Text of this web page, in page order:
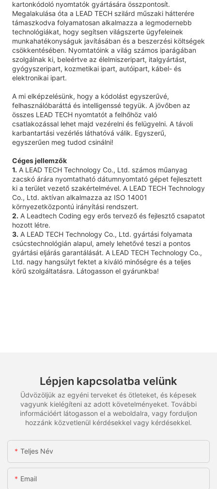
kartonkódoló nyomtatók gyártására összpontosít.
Megalakulása óta a LEAD TECH szilárd műszaki hátterére
támaszkodva folyamatosan alkalmazza a legmodernebb
technológiákat, hogy segítsen világszerte ügyfeleinek
munkahatékonyságuk javításában és a beszerzési költségek
csökkentésében. Nyomtatóink a világ számos iparágában
szolgálnak ki, beleértve az élelmiszeripart, italgyártást,
gyógyszeripart, kozmetikai ipart, autóipart, kábel- és
elektronikai ipart.
A mi elképzelésünk, hogy a kódolást egyszerűvé,
felhasználóbaráttá és intelligenssé tegyük. A jövőben az
összes LEAD TECH nyomtatót a felhőhöz való
csatlakozással lehet majd vezérelni és felügyelni. A távoli
karbantartási vezérlés láthatóvá válik. Egyszerű,
egyszerűen meg tudod csinálni!
Céges jellemzők
1. A LEAD TECH Technology Co., Ltd. számos műanyag
zacskó árára nyomtatható dátumnyomtató gépet fejlesztett
ki a terület vezető szakértelmével. A LEAD TECH Technology
Co., Ltd. aktívan alkalmazza az ISO 14001
környezetközpontú irányítási rendszert.
2. A Leadtech Coding egy erős tervező és fejlesztő csapatot
hozott létre.
3. A LEAD TECH Technology Co., Ltd. gyártási folyamata
csúcstechnológián alapul, amely lehetővé teszi a pontos
gyártási eljárás garantálását. A LEAD TECH Technology Co.,
Ltd. nagy hangsúlyt fektet a kiváló minőségre és a teljes
körű szolgáltatásra. Látogasson el gyárunkba!
Lépjen kapcsolatba velünk
Üdvözöljük az egyéni terveket és ötleteket, és képesek
vagyunk kielégíteni az adott követelményeket. További
információért látogasson el a weboldalra, vagy forduljon
hozzánk közvetlenül kérdésekkel vagy kérdésekkel.
Teljes Név
Email